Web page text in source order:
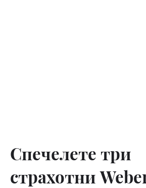
Спечелете три
страхотни